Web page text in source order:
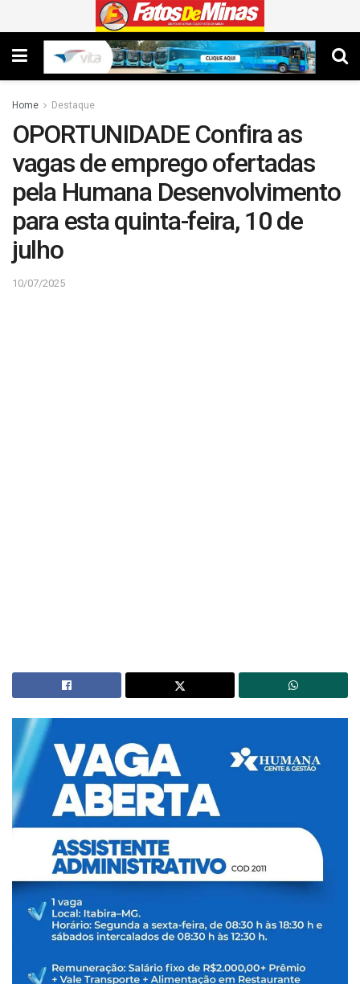
Home Destaque
OPORTUNIDADE Confira as
vagas de emprego ofertadas
pela Humana Desenvolvimento
para esta quinta-feira, 10 de
julho
10/07/2025